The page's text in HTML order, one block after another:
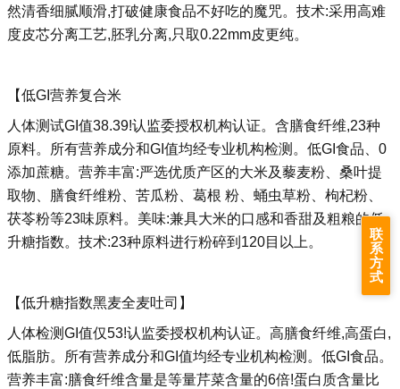
然清香细腻顺滑,打破健康食品不好吃的魔咒。技术:采用高难
度皮芯分离工艺,胚乳分离,只取0.22mm皮更纯。
【低GI营养复合米
人体测试GI值38.39!认监委授权机构认证。含膳食纤维,23种
原料。所有营养成分和GI值均经专业机构检测。低GI食品、0
添加蔗糖。营养丰富:严选优质产区的大米及藜麦粉、桑叶提
取物、膳食纤维粉、苦瓜粉、葛根 粉、蛹虫草粉、枸杞粉、
茯苓粉等23味原料。美味:兼具大米的口感和香甜及粗粮的低
升糖指数。技术:23种原料进行粉碎到120目以上。
【低升糖指数黑麦全麦吐司】
人体检测GI值仅53!认监委授权机构认证。高膳食纤维,高蛋白,
低脂肪。所有营养成分和GI值均经专业机构检测。低GI食品。
营养丰富:膳食纤维含量是等量芹菜含量的6倍!蛋白质含量比
联
系
方
式